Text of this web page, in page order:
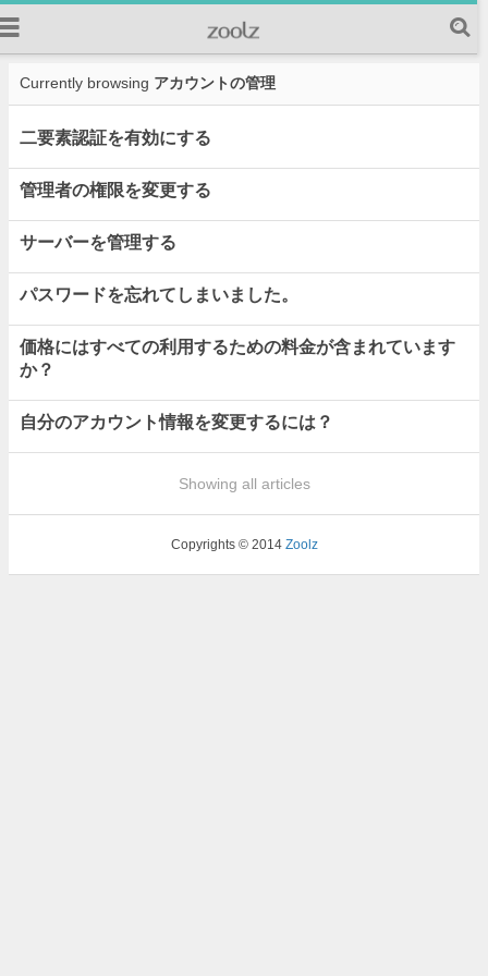
Currently browsing アカウントの管理
二要素認証を有効にする
管理者の権限を変更する
サーバーを管理する
パスワードを忘れてしまいました。
価格にはすべての利用するための料金が含まれています
か？
自分のアカウント情報を変更するには？
Showing all articles
Copyrights © 2014Zoolz